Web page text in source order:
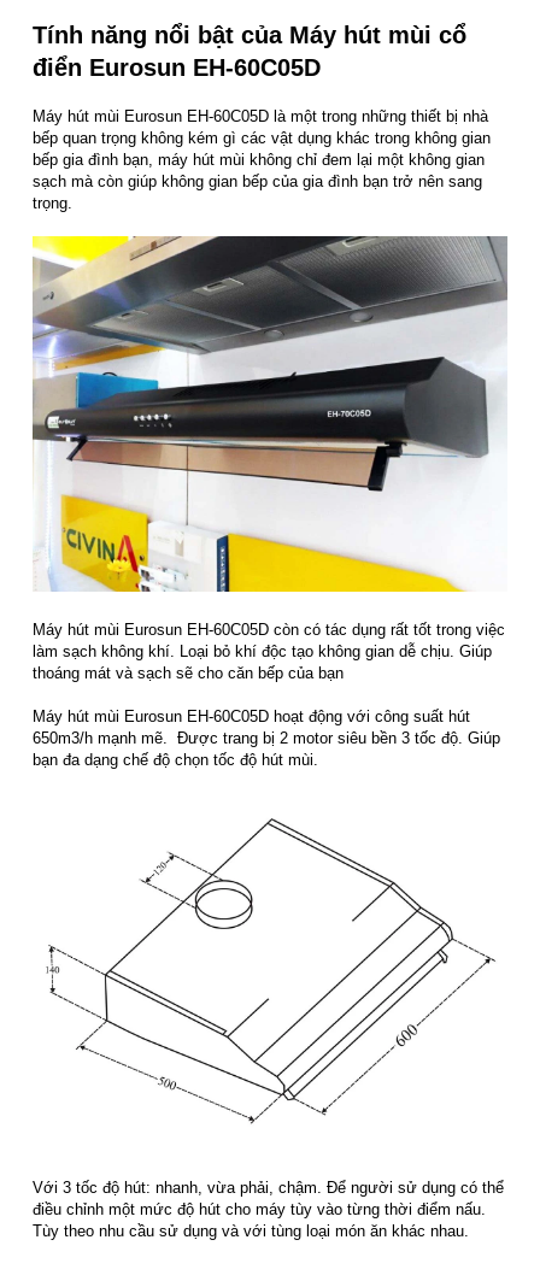
Tính năng nổi bật của Máy hút mùi cổ
điển Eurosun EH-60C05D
Máy hút mùi Eurosun EH-60C05D là một trong những thiết bị nhà
bếp quan trọng không kém gì các vật dụng khác trong không gian
bếp gia đình bạn, máy hút mùi không chỉ đem lại một không gian
sạch mà còn giúp không gian bếp của gia đình bạn trở nên sang
trọng.
Máy hút mùi Eurosun EH-60C05D còn có tác dụng rất tốt trong việc
làm sạch không khí. Loại bỏ khí độc tạo không gian dễ chịu. Giúp
thoáng mát và sạch sẽ cho căn bếp của bạn
Máy hút mùi Eurosun EH-60C05D hoạt động với công suất hút
650m3/h mạnh mẽ. Được trang bị 2 motor siêu bền 3 tốc độ. Giúp
bạn đa dạng chế độ chọn tốc độ hút mùi.
Với 3 tốc độ hút: nhanh, vừa phải, chậm. Để người sử dụng có thể
điều chỉnh một mức độ hút cho máy tùy vào từng thời điểm nấu.
Tùy theo nhu cầu sử dụng và với tùng loại món ăn khác nhau.